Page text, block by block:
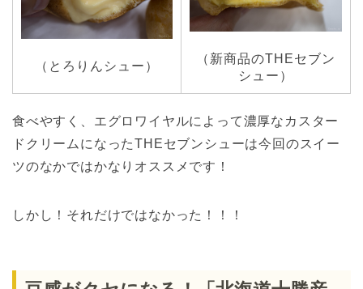
（とろりんシュー）
（新商品のTHEセブン
シュー）
食べやすく、エグロワイヤルによって濃厚なカスター
ドクリームになったTHEセブンシューは今回のスイー
ツのなかではかなりオススメです！
しかし！それだけではなかった！！！